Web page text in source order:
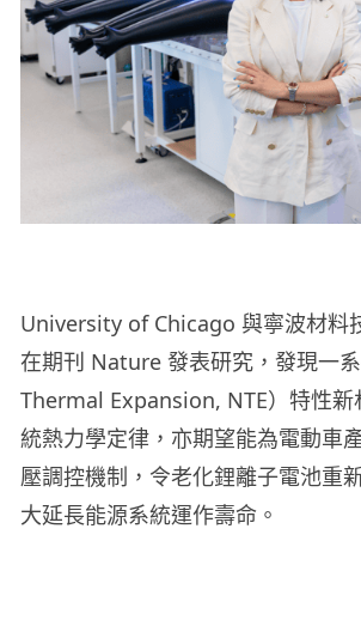
University of Chicago 與寧波材料
在期刊 Nature 發表研究，發現一
Thermal Expansion, NTE）特性
統熱力學定律，亦期望能為電動車
壓調控機制，令老化鋰離子電池重
大延長能源系統運作壽命。